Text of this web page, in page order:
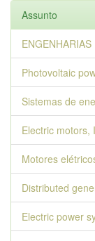
Assunto
ENGENHARIAS
Photovoltaic
Sistemas de
Electric motors,
Motores
Distributed
Electric power